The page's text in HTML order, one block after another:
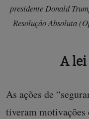
presidente Donald
Resolução Absoluta
A lei
As ações de
tiveram motivações